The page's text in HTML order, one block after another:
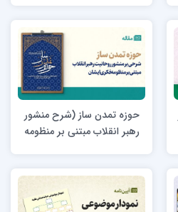
حوزه تمدن ساز (شرح منشور
رهبر انقلاب مبتنی بر منظومه